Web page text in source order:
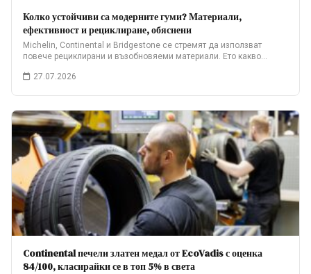
Колко устойчиви са модерните гуми? Материали,
ефективност и рециклиране, обяснени
Michelin, Continental и Bridgestone се стремят да използват
повече рециклирани и възобновяеми материали. Ето какво…
27.07.2026
Continental печели златен медал от EcoVadis с оценка
84/100, класирайки се в топ 5% в света